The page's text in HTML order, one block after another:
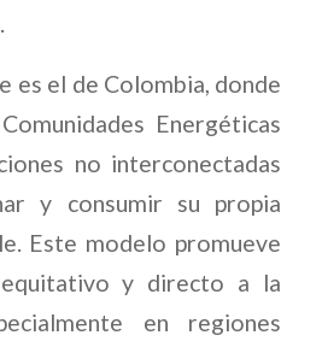
es el de Colombia, donde
Energéticas
no interconectadas
y consumir su propia
Este modelo promueve
equitativo y directo a la
en regiones